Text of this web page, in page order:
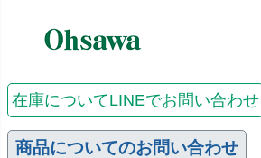
在庫についてLINEでお問い合わせ
商品についてのお問い合わせ